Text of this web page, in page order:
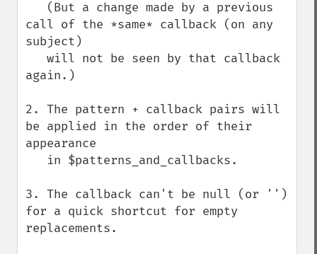
call of the *same* callback (on any
subject)
again.)
2. The pattern + callback pairs will
be applied in the order of their
appearance
3. The callback can't be null (or '')
for a quick shortcut for empty
replacements.